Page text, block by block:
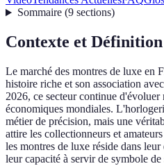
Sommaire(9 sections)
Contexte et Définition
Le marché des montres de luxe en
histoire riche et son association
2026, ce secteur continue
économiques mondiales.
métier de précision, mais une
attire les collectionneurs et
les montres de luxe réside dans
leur capacité à servir de symbole de